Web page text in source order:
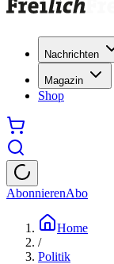
Nachrichten
Magazin
Shop
AbonnierenAbo
Home
/
Politik